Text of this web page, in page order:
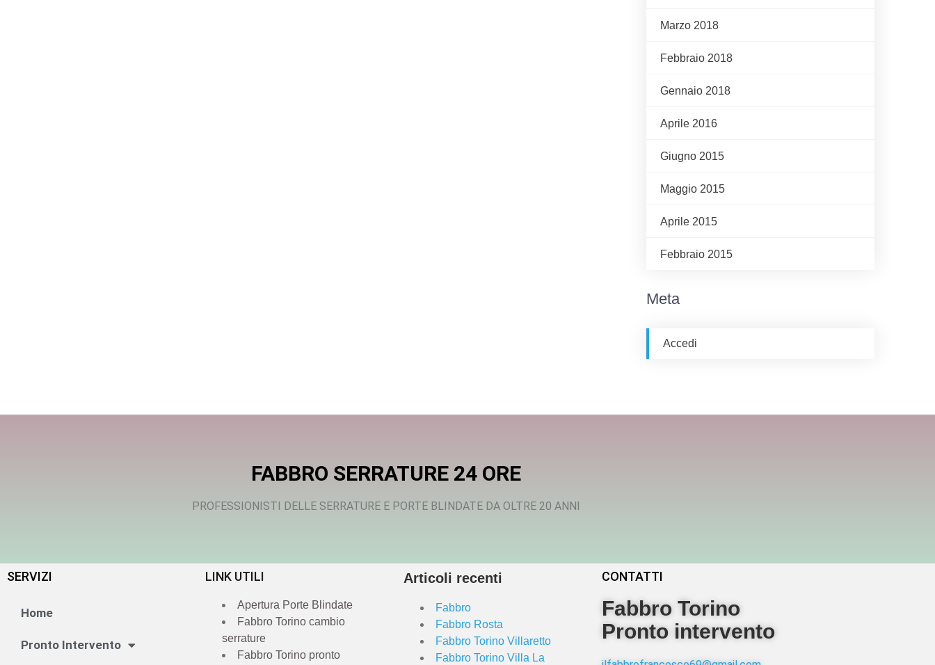
Marzo 2018
Febbraio 2018
Gennaio 2018
Aprile 2016
Giugno 2015
Maggio 2015
Aprile 2015
Febbraio 2015
Meta
Accedi
FABBRO SERRATURE 24 ORE
PROFESSIONISTI DELLE SERRATURE E PORTE BLINDATE DA OLTRE 20 ANNI
SERVIZI
Home
Pronto Intervento
LINK UTILI
Apertura Porte Blindate
Fabbro Torino cambio
serrature
Fabbro Torino pronto
Articoli recenti
Fabbro
Fabbro Rosta
Fabbro Torino Villaretto
Fabbro Torino Villa La
CONTATTI
Fabbro Torino
Pronto intervento